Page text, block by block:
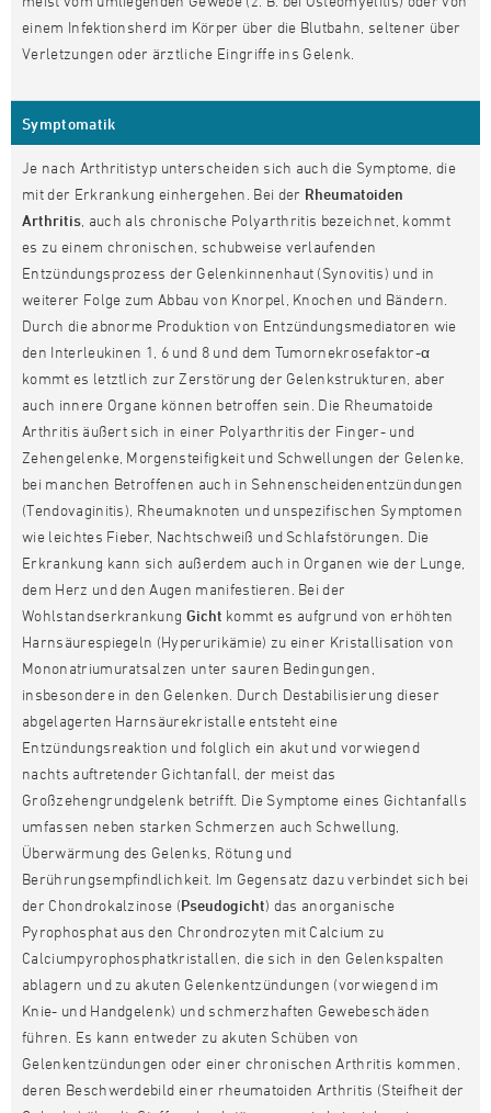
einem Infektionsherd im Körper über die Blutbahn, seltener über
Verletzungen oder ärztliche Eingriffe ins Gelenk.
Symptomatik
Je nach Arthritistyp unterscheiden sich auch die Symptome, die
mit der Erkrankung einhergehen. Bei der Rheumatoiden
Arthritis , auch als chronische Polyarthritis bezeichnet, kommt
es zu einem chronischen, schubweise verlaufenden
Entzündungsprozess der Gelenkinnenhaut (Synovitis) und in
weiterer Folge zum Abbau von Knorpel, Knochen und Bändern.
Durch die abnorme Produktion von Entzündungsmediatoren wie
den Interleukinen 1, 6 und 8 und dem Tumornekrosefaktor-α
kommt es letztlich zur Zerstörung der Gelenkstrukturen, aber
auch innere Organe können betroffen sein. Die Rheumatoide
Arthritis äußert sich in einer Polyarthritis der Finger- und
Zehengelenke, Morgensteifigkeit und Schwellungen der Gelenke,
bei manchen Betroffenen auch in Sehnenscheidenentzündungen
(Tendovaginitis), Rheumaknoten und unspezifischen Symptomen
wie leichtes Fieber, Nachtschweiß und Schlafstörungen. Die
Erkrankung kann sich außerdem auch in Organen wie der Lunge,
dem Herz und den Augen manifestieren. Bei der
Wohlstandserkrankung Gicht kommt es aufgrund von erhöhten
Harnsäurespiegeln (Hyperurikämie) zu einer Kristallisation von
Mononatriumuratsalzen unter sauren Bedingungen,
insbesondere in den Gelenken. Durch Destabilisierung dieser
abgelagerten Harnsäurekristalle entsteht eine
Entzündungsreaktion und folglich ein akut und vorwiegend
nachts auftretender Gichtanfall, der meist das
Großzehengrundgelenk betrifft. Die Symptome eines Gichtanfalls
umfassen neben starken Schmerzen auch Schwellung,
Überwärmung des Gelenks, Rötung und
Berührungsempfindlichkeit. Im Gegensatz dazu verbindet sich bei
der Chondrokalzinose (Pseudogicht) das anorganische
Pyrophosphat aus den Chrondrozyten mit Calcium zu
Calciumpyrophosphatkristallen, die sich in den Gelenkspalten
ablagern und zu akuten Gelenkentzündungen (vorwiegend im
Knie- und Handgelenk) und schmerzhaften Gewebeschäden
führen. Es kann entweder zu akuten Schüben von
Gelenkentzündungen oder einer chronischen Arthritis kommen,
deren Beschwerdebild einer rheumatoiden Arthritis (Steifheit der